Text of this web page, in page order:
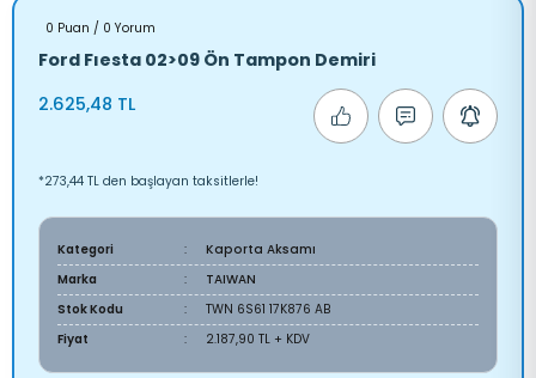
0 Puan / 0 Yorum
Ford Fıesta 02>09 Ön Tampon Demiri
2.625,48 TL
*273,44 TL den başlayan taksitlerle!
Kategori
Kaporta Aksamı
Marka
TAIWAN
Stok Kodu
TWN 6S61 17K876 AB
Fiyat
2.187,90 TL + KDV